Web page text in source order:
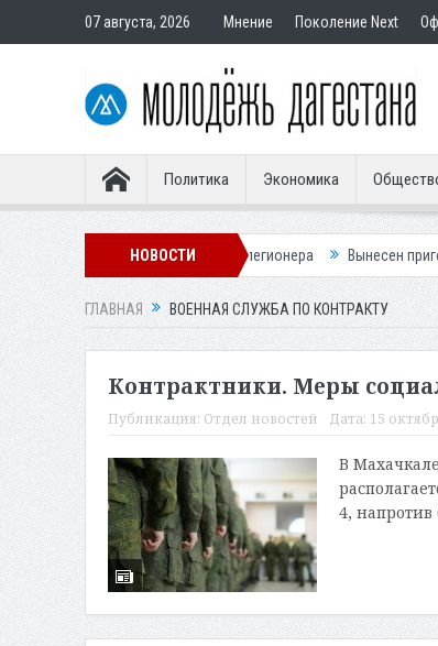
07 августа, 2026 Мнение Поколение Next
Политика Экономика
НОВОСТИ
без словенского легионера Вынесен приговор по делу о
ГЛАВНАЯ ВОЕННАЯ СЛУЖБА ПО КОНТРАКТУ
Контрактники. Меры
Публикация: Отдел новостей Дата: 15
В
4, напротив